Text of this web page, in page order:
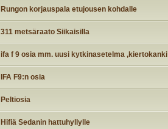
Rungon korjauspala etujousen kohdalle
311 metsäraato Siikaisilla
ifa f 9 osia mm. uusi kytkinasetelma ,kiertokanki
IFA F9:n osia
Peltiosia
Hifiä Sedanin hattuhyllylle